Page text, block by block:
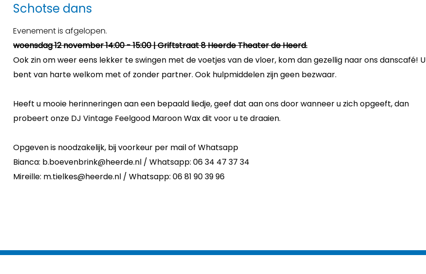
Schotse dans
Evenement is afgelopen.
woensdag 12 november 14:00 - 15:00 | Griftstraat 8 Heerde Theater de Heerd.
Ook zin om weer eens lekker te swingen met de voetjes van de vloer, kom dan gezellig naar ons danscafé! U
bent van harte welkom met of zonder partner. Ook hulpmiddelen zijn geen bezwaar.
Heeft u mooie herinneringen aan een bepaald liedje, geef dat aan ons door wanneer u zich opgeeft, dan
probeert onze DJ Vintage Feelgood Maroon Wax dit voor u te draaien.
Opgeven is noodzakelijk, bij voorkeur per mail of Whatsapp
Bianca: b.boevenbrink@heerde.nl / Whatsapp: 06 34 47 37 34
Mireille: m.tielkes@heerde.nl / Whatsapp: 06 81 90 39 96